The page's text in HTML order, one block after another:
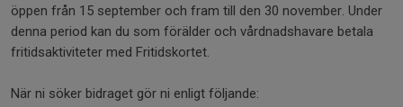
öppen från 15 september och fram till den 30 november. Under
denna period kan du som förälder och vårdnadshavare betala
fritidsaktiviteter med Fritidskortet.
När ni söker bidraget gör ni enligt följande: